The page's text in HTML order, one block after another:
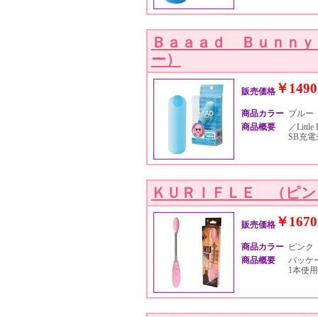
Ｂａａａｄ Ｂｕｎｎ
ー）
販売価格 ￥1490
商品カラー ブルー
商品概要
／Little
SB充電
ＫＵＲＩＦＬＥ （ピ
販売価格 ￥1670
商品カラー ピンク
商品概要
パッケ
1本使用